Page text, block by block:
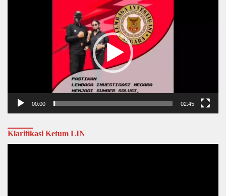
00:00 02:45
Klarifikasi Ketum LIN